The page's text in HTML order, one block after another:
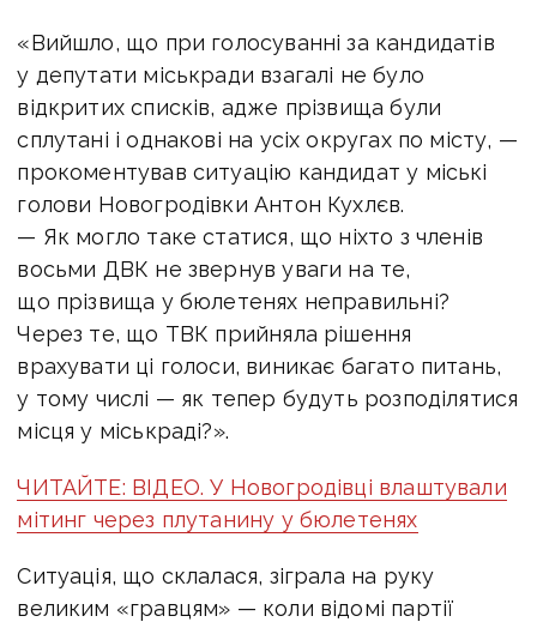
«Вийшло, що при голосуванні за кандидатів
у депутати міськради взагалі не було
відкритих списків, адже прізвища були
сплутані і однакові на усіх округах по місту, —
прокоментував ситуацію кандидат у міські
голови Новогродівки Антон Кухлєв.
— Як могло таке статися, що ніхто з членів
восьми ДВК не звернув уваги на те,
що прізвища у бюлетенях неправильні?
Через те, що ТВК прийняла рішення
врахувати ці голоси, виникає багато питань,
у тому числі — як тепер будуть розподілятися
місця у міськраді?».
ЧИТАЙТЕ: ВІДЕО. У Новогродівці влаштували
мітинг через плутанину у бюлетенях
Ситуація, що склалася, зіграла на руку
великим «гравцям» — коли відомі партії